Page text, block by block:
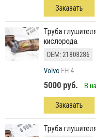
Заказать
труба глушителя б/у \ В сборе с датчиком
кислорода.
ОЕМ: 21808286
Volvo FH 4
5000 руб. В
Заказать
труба